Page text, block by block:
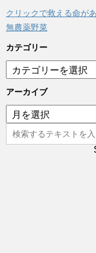
クリックで救える命が
無農薬野菜
カテゴリー
テ
ゴ
リ
ー
アーカイブ
ア
ー
カ
イ